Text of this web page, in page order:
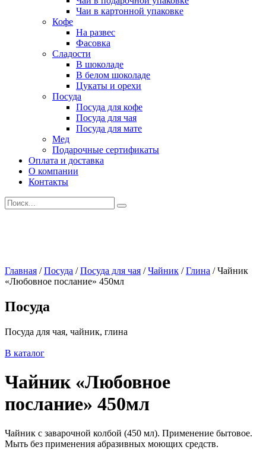
Чаи в картонной упаковке
Кофе
На развес
Фасовка
Сладости
В шоколаде
В белом шоколаде
Цукаты и орехи
Посуда
Посуда для кофе
Посуда для чая
Посуда для мате
Мед
Подарочные сертификаты
Оплата и доставка
О компании
Контакты
Искать:
Главная /Посуда /Посуда для чая /Чайник /Глина /Чайник
«Любовное послание» 450мл
Посуда
Посуда для чая, чайник, глина
В каталог
Чайник «Любовное
послание» 450мл
Чайник с заварочной колбой (450 мл). Применение бытовое.
Мыть без применения абразивных моющих средств.